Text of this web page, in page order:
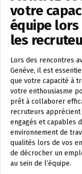
votre
équipe lors
les
Lors des rencontres
Genève, il est
que votre capacité à
votre enthousiasme
prêt à collaborer
recruteurs apprécient
engagés et capables
environnement de
qualités lors de vos
de décrocher un
au sein de l’équipe.